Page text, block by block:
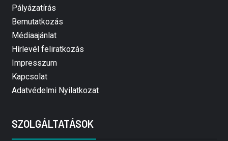
Pályázatírás
Bemutatkozás
Médiaajánlat
Hírlevél feliratkozás
Impresszum
Kapcsolat
Adatvédelmi Nyilatkozat
SZOLGÁLTATÁSOK